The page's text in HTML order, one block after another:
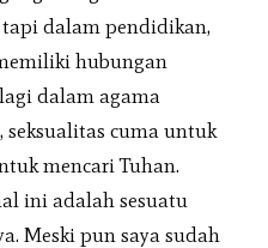
dalam pendidikan,
hubungan
dalam agama
cuma untuk
mencari Tuhan.
ini adalah sesuatu
Meski pun saya sudah